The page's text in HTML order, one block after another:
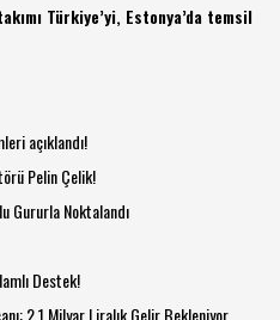
Türkiye’yi, Estonya’da temsil
açıklandı!
Pelin Çelik!
Gururla Noktalandı
Destek!
2,1 Milyar Liralık Gelir Bekleniyor